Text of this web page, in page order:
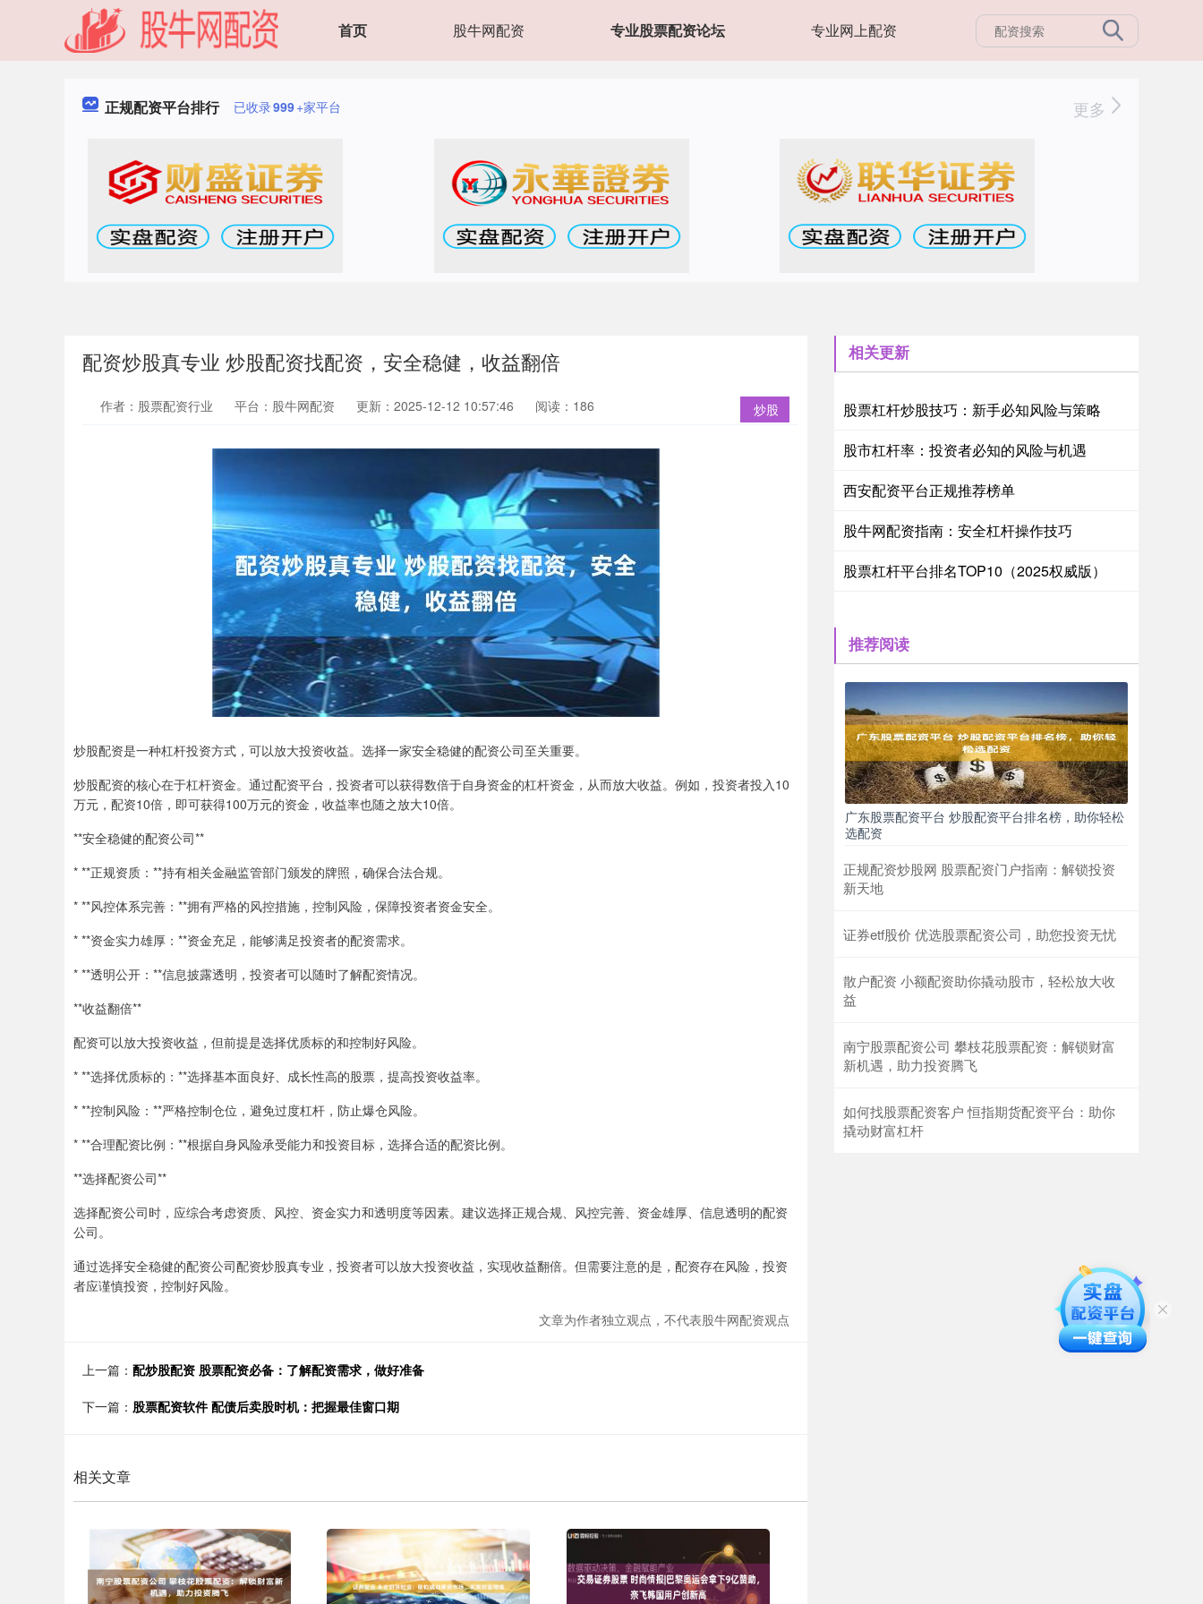
首页 股牛网配资 专业股票配资论坛 专业网上配资
正规配资平台排行 已收录999+家平台 更多
配资炒股真专业 炒股配资找配资，安全稳健，收益翻倍
炒股
作者：股票配资行业 平台：股牛网配资 更新：2025-12-12 10:57:46 阅读：186
炒股配资是一种杠杆投资方式，可以放大投资收益。选择一家安全稳健的配资公司至关重要。
炒股配资的核心在于杠杆资金。通过配资平台，投资者可以获得数倍于自身资金的杠杆资金，从而放大收益。例如，投资者投入10
万元，配资10倍，即可获得100万元的资金，收益率也随之放大10倍。
**安全稳健的配资公司**
* **正规资质：**持有相关金融监管部门颁发的牌照，确保合法合规。
* **风控体系完善：**拥有严格的风控措施，控制风险，保障投资者资金安全。
* **资金实力雄厚：**资金充足，能够满足投资者的配资需求。
* **透明公开：**信息披露透明，投资者可以随时了解配资情况。
**收益翻倍**
配资可以放大投资收益，但前提是选择优质标的和控制好风险。
* **选择优质标的：**选择基本面良好、成长性高的股票，提高投资收益率。
* **控制风险：**严格控制仓位，避免过度杠杆，防止爆仓风险。
* **合理配资比例：**根据自身风险承受能力和投资目标，选择合适的配资比例。
**选择配资公司**
选择配资公司时，应综合考虑资质、风控、资金实力和透明度等因素。建议选择正规合规、风控完善、资金雄厚、信息透明的配资
公司。
通过选择安全稳健的配资公司配资炒股真专业，投资者可以放大投资收益，实现收益翻倍。但需要注意的是，配资存在风险，投资
者应谨慎投资，控制好风险。
文章为作者独立观点，不代表股牛网配资观点
上一篇： 配炒股配资 股票配资必备：了解配资需求，做好准备
下一篇： 股票配资软件 配债后卖股时机：把握最佳窗口期
相关文章
相关更新
股票杠杆炒股技巧：新手必知风险与策略
股市杠杆率：投资者必知的风险与机遇
西安配资平台正规推荐榜单
股牛网配资指南：安全杠杆操作技巧
股票杠杆平台排名TOP10（2025权威版）
推荐阅读
广东股票配资平台 炒股配资平台排名榜，助你轻松
选配资
正规配资炒股网 股票配资门户指南：解锁投资
新天地
证券etf股价 优选股票配资公司，助您投资无忧
散户配资 小额配资助你撬动股市，轻松放大收
益
南宁股票配资公司 攀枝花股票配资：解锁财富
新机遇，助力投资腾飞
如何找股票配资客户 恒指期货配资平台：助你
撬动财富杠杆